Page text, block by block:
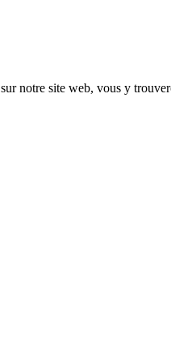
sur notre site web, vous y